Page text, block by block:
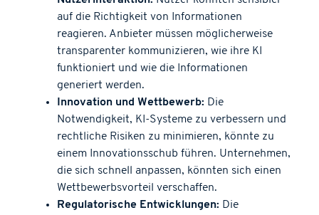
auf die Richtigkeit von Informationen
reagieren. Anbieter müssen möglicherweise
transparenter kommunizieren, wie ihre KI
funktioniert und wie die Informationen
generiert werden.
Innovation und Wettbewerb: Die
Notwendigkeit, KI-Systeme zu verbessern und
rechtliche Risiken zu minimieren, könnte zu
einem Innovationsschub führen. Unternehmen,
die sich schnell anpassen, könnten sich einen
Wettbewerbsvorteil verschaffen.
Regulatorische Entwicklungen: Die